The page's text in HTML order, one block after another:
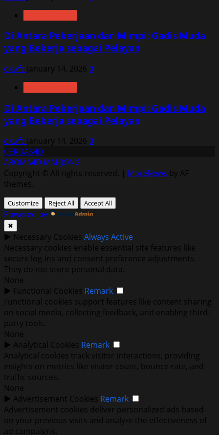
Di Antara Pekerjaan dan Mimpi: Gadis Muda
yang Bekerja sebagai Pelayan
dxwfc January 14, 2026 0
Di Antara Pekerjaan dan Mimpi: Gadis Muda
yang Bekerja sebagai Pelayan
dxwfc January 14, 2026 0
CERDAS4D
AROMA4D MAHJONG
Copyright © All rights reserved. | MoreNews by AF
themes.
Customize Reject All Accept All
Powered by
✖
► Necessary Cookies Always Active
Necessary cookies enable essential site features like
secure log-ins and consent preference adjustments.
They do not store personal data.
None
► Functional Cookies Remark
Functional cookies support features like content sharing
on social media, collecting feedback, and enabling third-
party tools.
None
► Analytical Cookies Remark
Analytical cookies track visitor interactions, providing
insights on metrics like visitor count, bounce rate, and
traffic sources.
None
► Advertisement Cookies Remark
Advertisement cookies deliver personalized ads based
on your previous visits and analyze the effectiveness of
ad campaigns.